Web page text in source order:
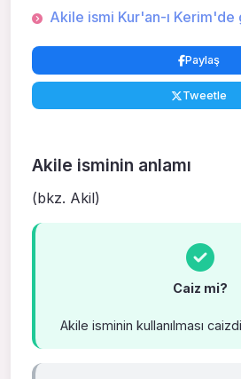
Akile ismi Kur'an-ı Kerim'de
Paylaş
Tweetle
Akile isminin anlamı
(bkz. Akil)
Caiz mi?
Akile isminin kullanılması